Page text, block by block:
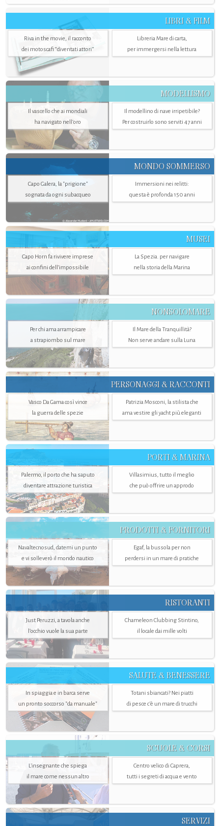
LIBRI & FILM
Riva in the movie, il racconto
dei motoscafi “diventati attori”
Libreria Mare di carta,
per immergersi nella lettura
MODELLISMO
Il vascello che ai mondiali
ha navigato nell’oro
Il modellino di nave irripetibile?
Per costruirlo sono serviti 47 anni
MONDO SOMMERSO
Capo Galera, la "prigione"
sognata da ogni subacqueo
Immersioni nei relitti:
questa è profonda 150 anni
MUSEI
Capo Horn fa rivivere imprese
ai confini dell’impossibile
La Spezia. per navigare
nella storia della Marina
NONSOLOMARE
Per chi ama arrampicare
a strapiombo sul mare
Il Mare della Tranquillità?
Non serve andare sulla Luna
PERSONAGGI & RACCONTI
Vasco Da Gama così vince
la guerra delle spezie
Patrizia Mosconi, la stilista che
ama vestire gli yacht più eleganti
PORTI & MARINA
Palermo, il porto che ha saputo
diventare attrazione turistica
Villasimius, tutto il meglio
che può offrire un approdo
PRODOTTI & FORNITORI
Navaltecnosud, datemi un punto
e vi solleverò il mondo nautico
Egaf, la bussola per non
perdersi in un mare di pratiche
RISTORANTI
Just Peruzzi, a tavola anche
l’occhio vuole la sua parte
Chameleon Clubbing Stintino,
il locale dai mille volti
SALUTE & BENESSERE
In spiaggia e in barca serve
un pronto soccorso "da manuale"
Totani sbiancati? Nei piatti
di pesce c'è un mare di trucchi
SCUOLE & CORSI
L'insegnante che spiega
il mare come nessun altro
Centro velico di Caprera,
tutti i segreti di acqua e vento
SERVIZI